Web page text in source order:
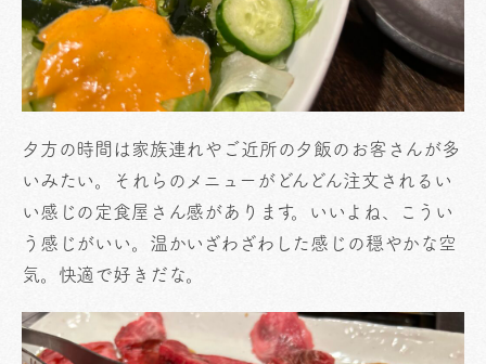
夕方の時間は家族連れやご近所の夕飯のお客さんが多
いみたい。それらのメニューがどんどん注文されるい
い感じの定食屋さん感があります。いいよね、こうい
う感じがいい。温かいざわざわした感じの穏やかな空
気。快適で好きだな。